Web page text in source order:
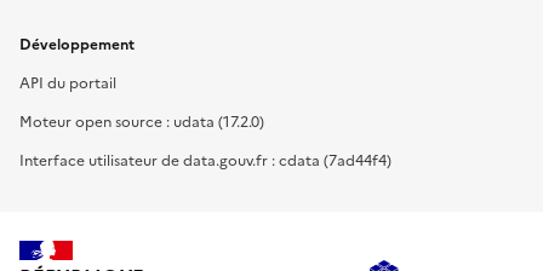
Développement
API du portail
Moteur open source : udata (17.2.0)
Interface utilisateur de data.gouv.fr : cdata (7ad44f4)